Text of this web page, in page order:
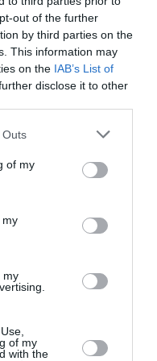
out of the further
by third parties on the
This information may
on the IAB’s List of
disclose it to other
Outs
of my
my
my
of my
with the
tant ils tiraillés
amour pour les
leur haine de la France à
forum et sont
la chine ne veut
ça va permettre à